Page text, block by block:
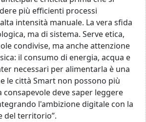
più efficienti processi
intensità manuale. La vera sfida
ma di sistema. Serve etica,
condivise, ma anche attenzione
il consumo di energia, acqua e
necessari per alimentarla è una
le città Smart non possono più
consapevole deve saper leggere
l'ambizione digitale con la
del territorio”.